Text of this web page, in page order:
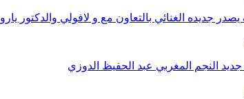
جديده الغنائي بالتعاون مع و لافولي والدكتور يارو
النجم المغربي عبد الحفيظ الدوزي